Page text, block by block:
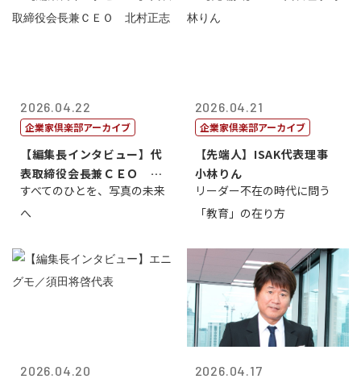
2026.04.22
企業家倶楽部アーカイブ
【編集長インタビュー】代
表取締役会長兼ＣＥＯ 北
村正志
すべてのひとを、写真の未来
へ
2026.04.21
企業家倶楽部アーカイブ
【先端人】ISAK代表理事
小林りん
リーダー不在の時代に問う
「教育」の在り方
2026.04.20 2026.04.17